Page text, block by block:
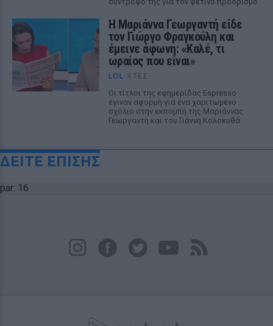
Η Μαριάννα Γεωργαντή είδε
τον Γιώργο Φραγκούλη και
έμεινε άφωνη: «Καλέ, τι
ωραίος που είναι»
LOL ΧΤΕΣ
Οι τίτλοι της εφημερίδας Espresso
έγιναν αφορμή για ένα χαριτωμένο
σχόλιο στην εκπομπή της Μαριάννας
Γεωργαντή και του Γιάννη Κολοκυθά
ΔΕΙΤΕ ΕΠΙΣΗΣ
par: 16